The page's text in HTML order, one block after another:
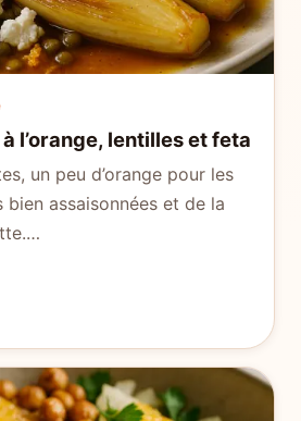
l’orange, lentilles et feta
un peu d’orange pour les
bien assaisonnées et de la